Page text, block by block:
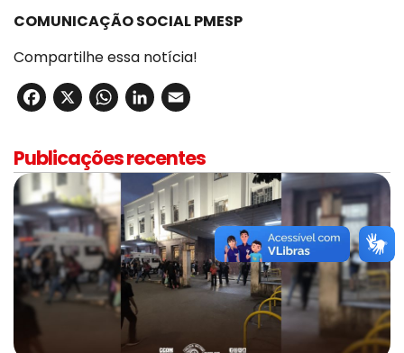
COMUNICAÇÃO SOCIAL PMESP
Compartilhe essa notícia!
Facebook
X WhatsApp
LinkedIn
Publicações recentes